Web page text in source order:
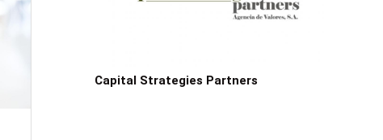
Capital Strategies Partners